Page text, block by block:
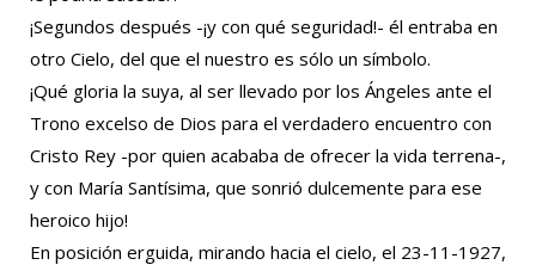
¡Segundos después -¡y con qué seguridad!- él entraba en
otro Cielo, del que el nuestro es sólo un símbolo.
¡Qué gloria la suya, al ser llevado por los Ángeles ante el
Trono excelso de Dios para el verdadero encuentro con
Cristo Rey -por quien acababa de ofrecer la vida terrena-,
y con María Santísima, que sonrió dulcemente para ese
heroico hijo!
En posición erguida, mirando hacia el cielo, el 23-11-1927,